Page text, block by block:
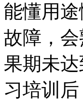
能懂用
故障，
果期未
习培训